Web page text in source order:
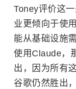
Toney评价这
业更倾向于使
能从基础设施
使用Claude，
出，因为所有
谷歌仍然胜出